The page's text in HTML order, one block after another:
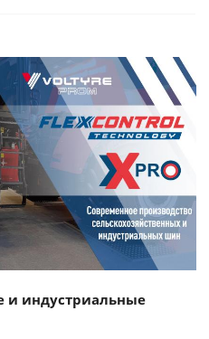
и индустриальные